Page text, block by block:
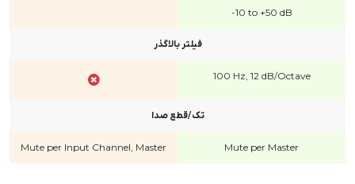
-10 to +50 dB
فیلتر بالاگذر
100 Hz, 12 dB/Octave
تک/قطع صدا
Mute per Master
Mute per Input Channel, Master